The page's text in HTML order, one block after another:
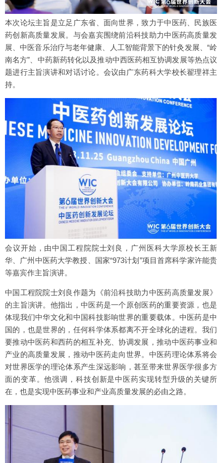
本次论坛主旨是立足广东省、面向世界，致力于中医药、民族医
药创新高质量发展。与会嘉宾围绕前沿科技助力中医药高质量发
展、中医音乐治疗与老年健康、人工智能背景下的针灸发展、“岭
南名方”、中药新药转化以及推动中西医药相互协调发展等热点议
题进行主旨演讲和对话讨论。会议由广东药科大学校长翟理祥主
持。
会议开始，由中国工程院院士刘良，广州医科大学原校长王新
华、广州中医药大学教授、国家“973计划”项目首席科学家许能贵
等嘉宾作主旨演讲。
中国工程院院士刘良作题为《前沿科技助力中医药高质量发展》
的主旨演讲。他指出，中医药是一个原创医药的重要资源，也是
体现我们中华文化和中国科技影响世界的重要载体。中医药是中
国的，也是世界的，任何科学体系都离不开全球化的进程。我们
要推动中医药和西药的相互补充、协调发展，推动中医药事业和
产业的高质量发展，推动中医药走向世界。中医药理论体系将会
对世界医学的理论体系产生深远影响，甚至带来世界医学很多方
面的变革。他强调，科技创新是中医药实现转型升级的关键所
在，也是实现中医药事业和产业高质量发展的必由之路。